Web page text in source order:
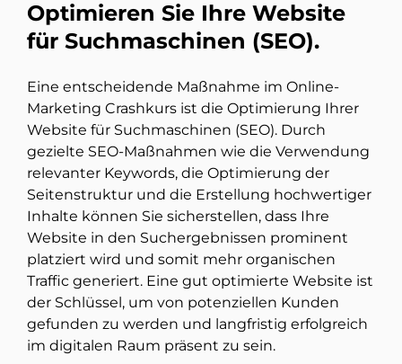
Optimieren Sie Ihre Website
für Suchmaschinen (SEO).
Eine entscheidende Maßnahme im Online-
Marketing Crashkurs ist die Optimierung Ihrer
Website für Suchmaschinen (SEO). Durch
gezielte SEO-Maßnahmen wie die Verwendung
relevanter Keywords, die Optimierung der
Seitenstruktur und die Erstellung hochwertiger
Inhalte können Sie sicherstellen, dass Ihre
Website in den Suchergebnissen prominent
platziert wird und somit mehr organischen
Traffic generiert. Eine gut optimierte Website ist
der Schlüssel, um von potenziellen Kunden
gefunden zu werden und langfristig erfolgreich
im digitalen Raum präsent zu sein.